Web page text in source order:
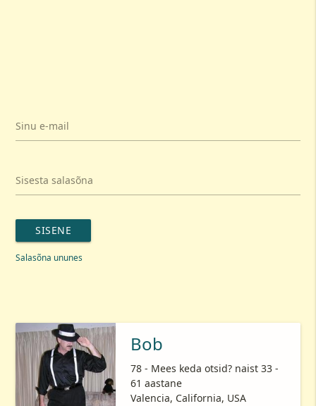
Sinu e-mail
Sisesta salasõna
SISENE
Salasõna ununes
Bob
78 - Mees keda otsid? naist 33 -
61 aastane
Valencia, California, USA